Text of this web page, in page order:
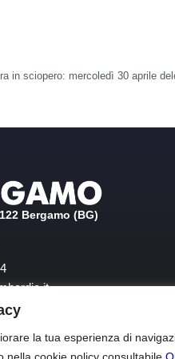
la tua esperienza di
nella cookie policy consultabile
Bergamo (BG)